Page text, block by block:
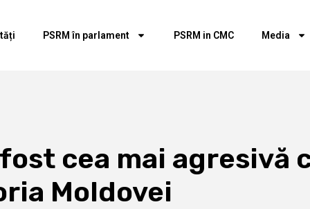
PSRM în parlament PSRM in CMC Media
cea mai agresivă
Moldovei